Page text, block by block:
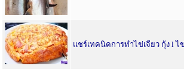
แชร์เทคนิคการทำไข่เจียว กุ้ง l